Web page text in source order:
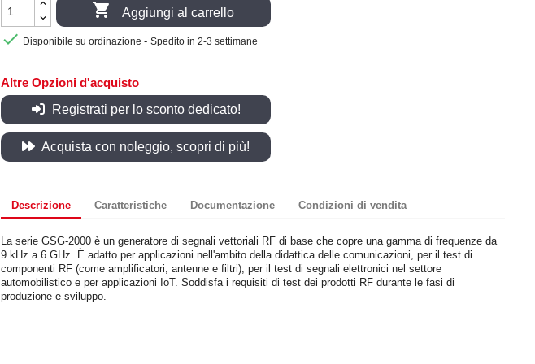
 Aggiungi al carrello
 Disponibile su ordinazione - Spedito in 2-3 settimane
Altre Opzioni d'acquisto
Registrati per lo sconto dedicato!
Acquista con noleggio, scopri di più!
Descrizione Caratteristiche Documentazione Condizioni di vendita
La serie GSG-2000 è un generatore di segnali vettoriali RF di base che copre una gamma di frequenze da
9 kHz a 6 GHz. È adatto per applicazioni nell'ambito della didattica delle comunicazioni, per il test di
componenti RF (come amplificatori, antenne e filtri), per il test di segnali elettronici nel settore
automobilistico e per applicazioni IoT. Soddisfa i requisiti di test dei prodotti RF durante le fasi di
produzione e sviluppo.